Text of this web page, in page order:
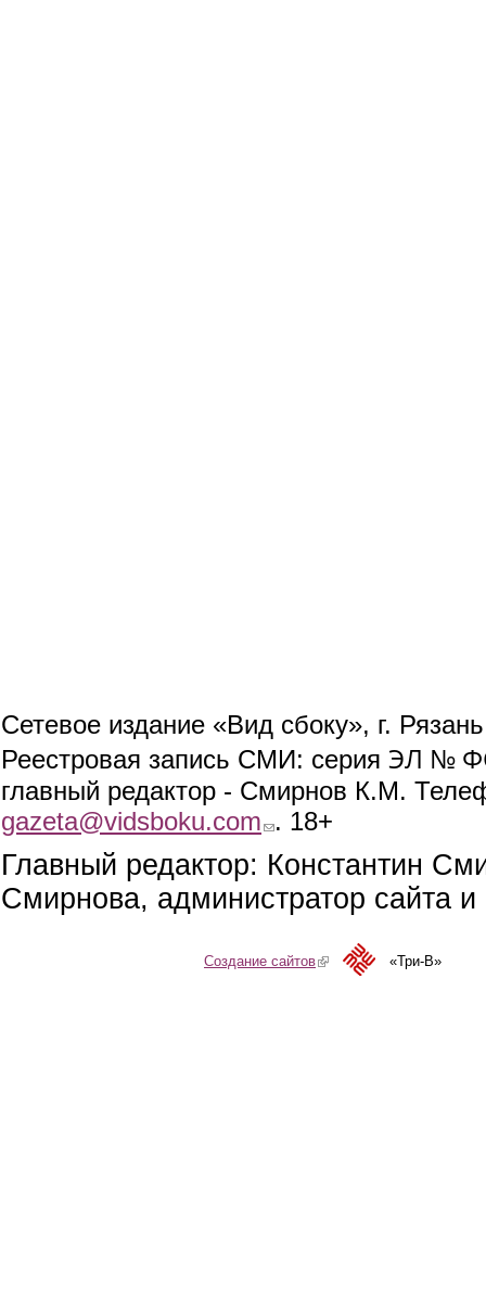
Сетевое издание «Вид сбоку», г.
Реестровая запись СМИ: серия ЭЛ №
главный редактор - Смирнов К.М.
gazeta@vidsboku.com (link sends e-mail)
. 18+
Главный редактор: Константин
Смирнова, администратор сайта
Создание сайтов(link is external)«Три-В»